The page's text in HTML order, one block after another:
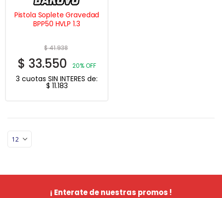
Pistola Soplete Gravedad
BPP50 HVLP 1.3
$41.938
$ 33.550 20% OFF
3 cuotas SIN INTERES de:
$ 11.183
¡ Enterate de nuestras promos !